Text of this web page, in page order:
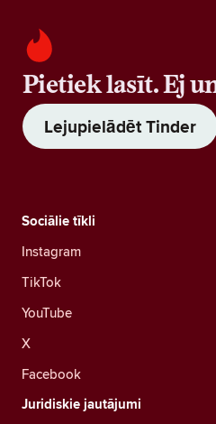
Pietiek lasīt. Ej
Lejupielādēt Tinder
Sociālie tīkli
Instagram
TikTok
YouTube
X
Facebook
Juridiskie jautājumi